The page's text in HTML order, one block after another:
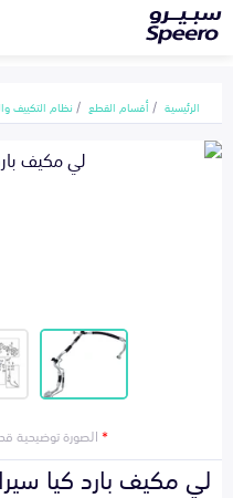
الرئيسية أقسام القطع نظام التكييف
*الصورة توضيحية
لي مكيف بارد كيا سيراتو